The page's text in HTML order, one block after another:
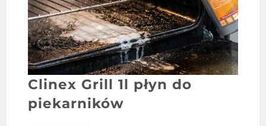
Clinex Grill 1l płyn do
piekarników